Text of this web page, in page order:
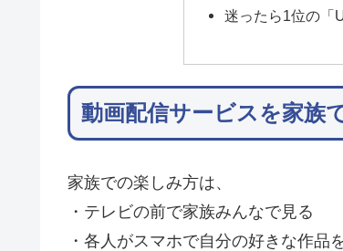
迷ったら1位の「
動画配信サービスを家族
家族での楽しみ方は、
・テレビの前で家族みんなで見る
・各人がスマホで自分の好きな作品